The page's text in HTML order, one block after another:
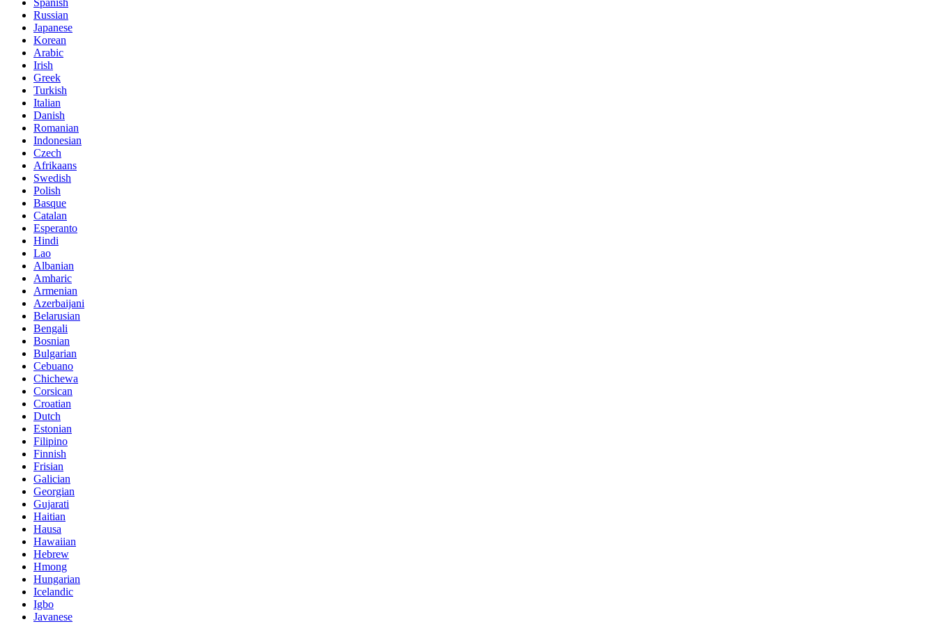
Spanish
Russian
Japanese
Korean
Arabic
Irish
Greek
Turkish
Italian
Danish
Romanian
Indonesian
Czech
Afrikaans
Swedish
Polish
Basque
Catalan
Esperanto
Hindi
Lao
Albanian
Amharic
Armenian
Azerbaijani
Belarusian
Bengali
Bosnian
Bulgarian
Cebuano
Chichewa
Corsican
Croatian
Dutch
Estonian
Filipino
Finnish
Frisian
Galician
Georgian
Gujarati
Haitian
Hausa
Hawaiian
Hebrew
Hmong
Hungarian
Icelandic
Igbo
Javanese